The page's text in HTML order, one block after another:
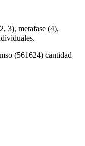
3), metafase (4),
(561624) cantidad